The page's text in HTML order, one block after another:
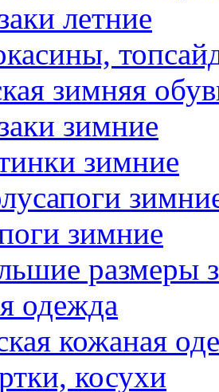
летние
зимняя
зимние
зимние
зимние
размеры
одежда
кожаная
косухи